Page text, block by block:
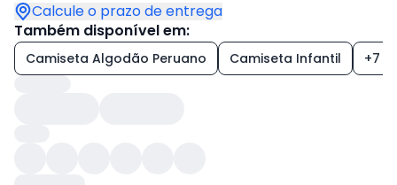
Calcule o prazo de entrega
Também disponível em:
Camiseta Algodão Peruano Camiseta Infantil +7